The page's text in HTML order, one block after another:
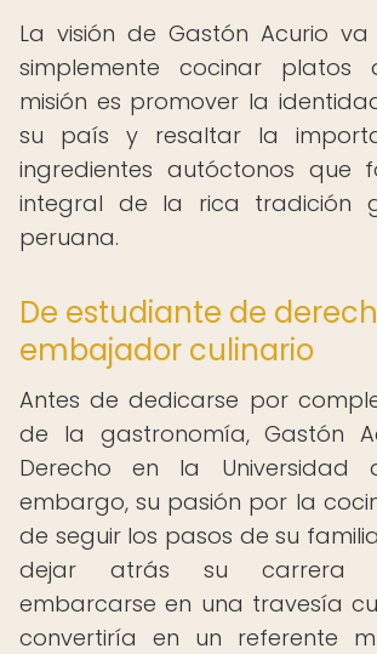
La visión de Gastón Acurio
simplemente cocinar platos
misión es promover la
su país y resaltar la
ingredientes autóctonos que
integral de la rica tradición
peruana.
De estudiante de
embajador culinario
Antes de dedicarse por
de la gastronomía, Gastón
Derecho en la Universidad
embargo, su pasión por la
de seguir los pasos de su
dejar atrás su carrera
embarcarse en una travesía
convertiría en un referente